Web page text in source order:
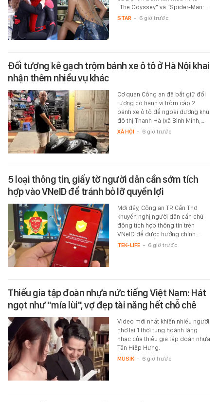
"The Odyssey" và "Spider-Man:…
STAR - 6 giờ trước
Đối tượng kê gạch trộm bánh xe ô tô ở Hà Nội khai
nhận thêm nhiều vụ khác
Cơ quan Công an đã bắt giữ đối
tượng có hành vi trộm cắp 2
bánh xe ô tô để ngoài đường khu
đô thị Thanh Hà (xã Bình Minh,…
XÃ HỘI - 6 giờ trước
5 loại thông tin, giấy tờ người dân cần sớm tích
hợp vào VNeID để tránh bỏ lỡ quyền lợi
Mới đây, Công an TP. Cần Thơ
khuyến nghị người dân cần chủ
động tích hợp thông tin trên
VNeID để được hưởng chính…
TEK-LIFE - 6 giờ trước
Thiếu gia tập đoàn nhựa nức tiếng Việt Nam: Hát
ngọt như "mía lùi", vợ đẹp tài năng hết chỗ chê
Video mới nhất khiến nhiều người
nhớ lại 1 thời tung hoành làng
nhạc của thiếu gia tập đoàn nhựa
Tân Hiệp Hưng.
MUSIK - 6 giờ trước